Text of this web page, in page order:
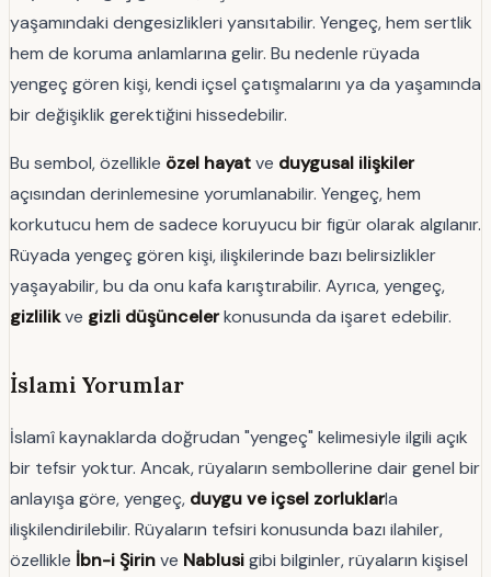
yaşamındaki dengesizlikleri yansıtabilir. Yengeç, hem sertlik
hem de koruma anlamlarına gelir. Bu nedenle rüyada
yengeç gören kişi, kendi içsel çatışmalarını ya da yaşamında
bir değişiklik gerektiğini hissedebilir.
Bu sembol, özellikle özel hayatve duygusal ilişkiler
açısından derinlemesine yorumlanabilir. Yengeç, hem
korkutucu hem de sadece koruyucu bir figür olarak algılanır.
Rüyada yengeç gören kişi, ilişkilerinde bazı belirsizlikler
yaşayabilir, bu da onu kafa karıştırabilir. Ayrıca, yengeç,
gizlilikve gizli düşüncelerkonusunda da işaret edebilir.
İslami Yorumlar
İslamî kaynaklarda doğrudan "yengeç" kelimesiyle ilgili açık
bir tefsir yoktur. Ancak, rüyaların sembollerine dair genel bir
anlayışa göre, yengeç, duygu ve içsel zorluklarla
ilişkilendirilebilir. Rüyaların tefsiri konusunda bazı ilahiler,
özellikle İbn-i Şirinve Nablusigibi bilginler, rüyaların kişisel